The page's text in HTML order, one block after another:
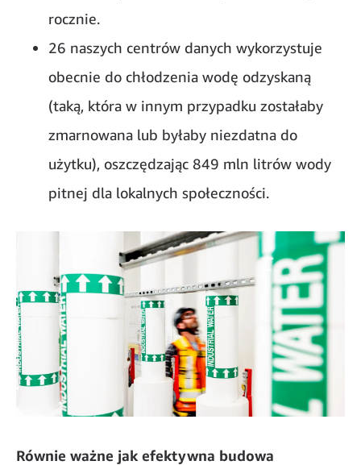
rocznie.
26 naszych centrów danych wykorzystuje
obecnie do chłodzenia wodę odzyskaną
(taką, która w innym przypadku zostałaby
zmarnowana lub byłaby niezdatna do
użytku), oszczędzając 849 mln litrów wody
pitnej dla lokalnych społeczności.
Równie ważne jak efektywna budowa